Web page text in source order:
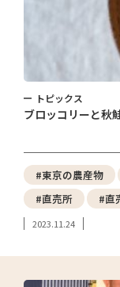
トピックス
ブロッコリーと秋
#東京の農産物
#直売所
#直
2023.11.24